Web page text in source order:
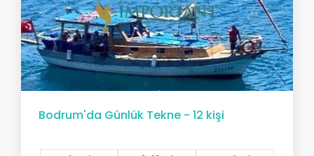
Bodrum'da Günlük Tekne - 12 kişi